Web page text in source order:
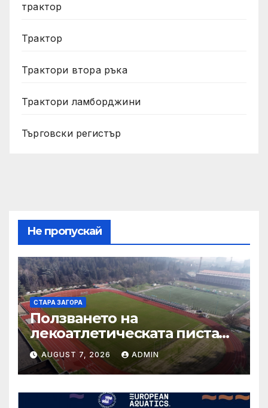
трактор
Трактор
Трактори втора ръка
Трактори ламборджини
Търговски регистър
Не пропускай
СТАРА ЗАГОРА
Ползването на
лекоатлетическата писта
около тренировъчния
терен на стадион „Берое“
се осъществява само чрез
електронно плащане
AUGUST 7, 2026 ADMIN